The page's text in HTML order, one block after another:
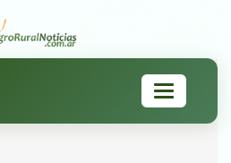
Toggle
navigation